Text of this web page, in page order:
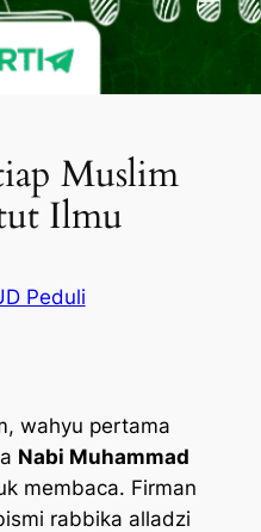
Muslim
Ilmu
Peduli
wahyu pertama
Nabi Muhammad
membaca. Firman
rabbika alladzi